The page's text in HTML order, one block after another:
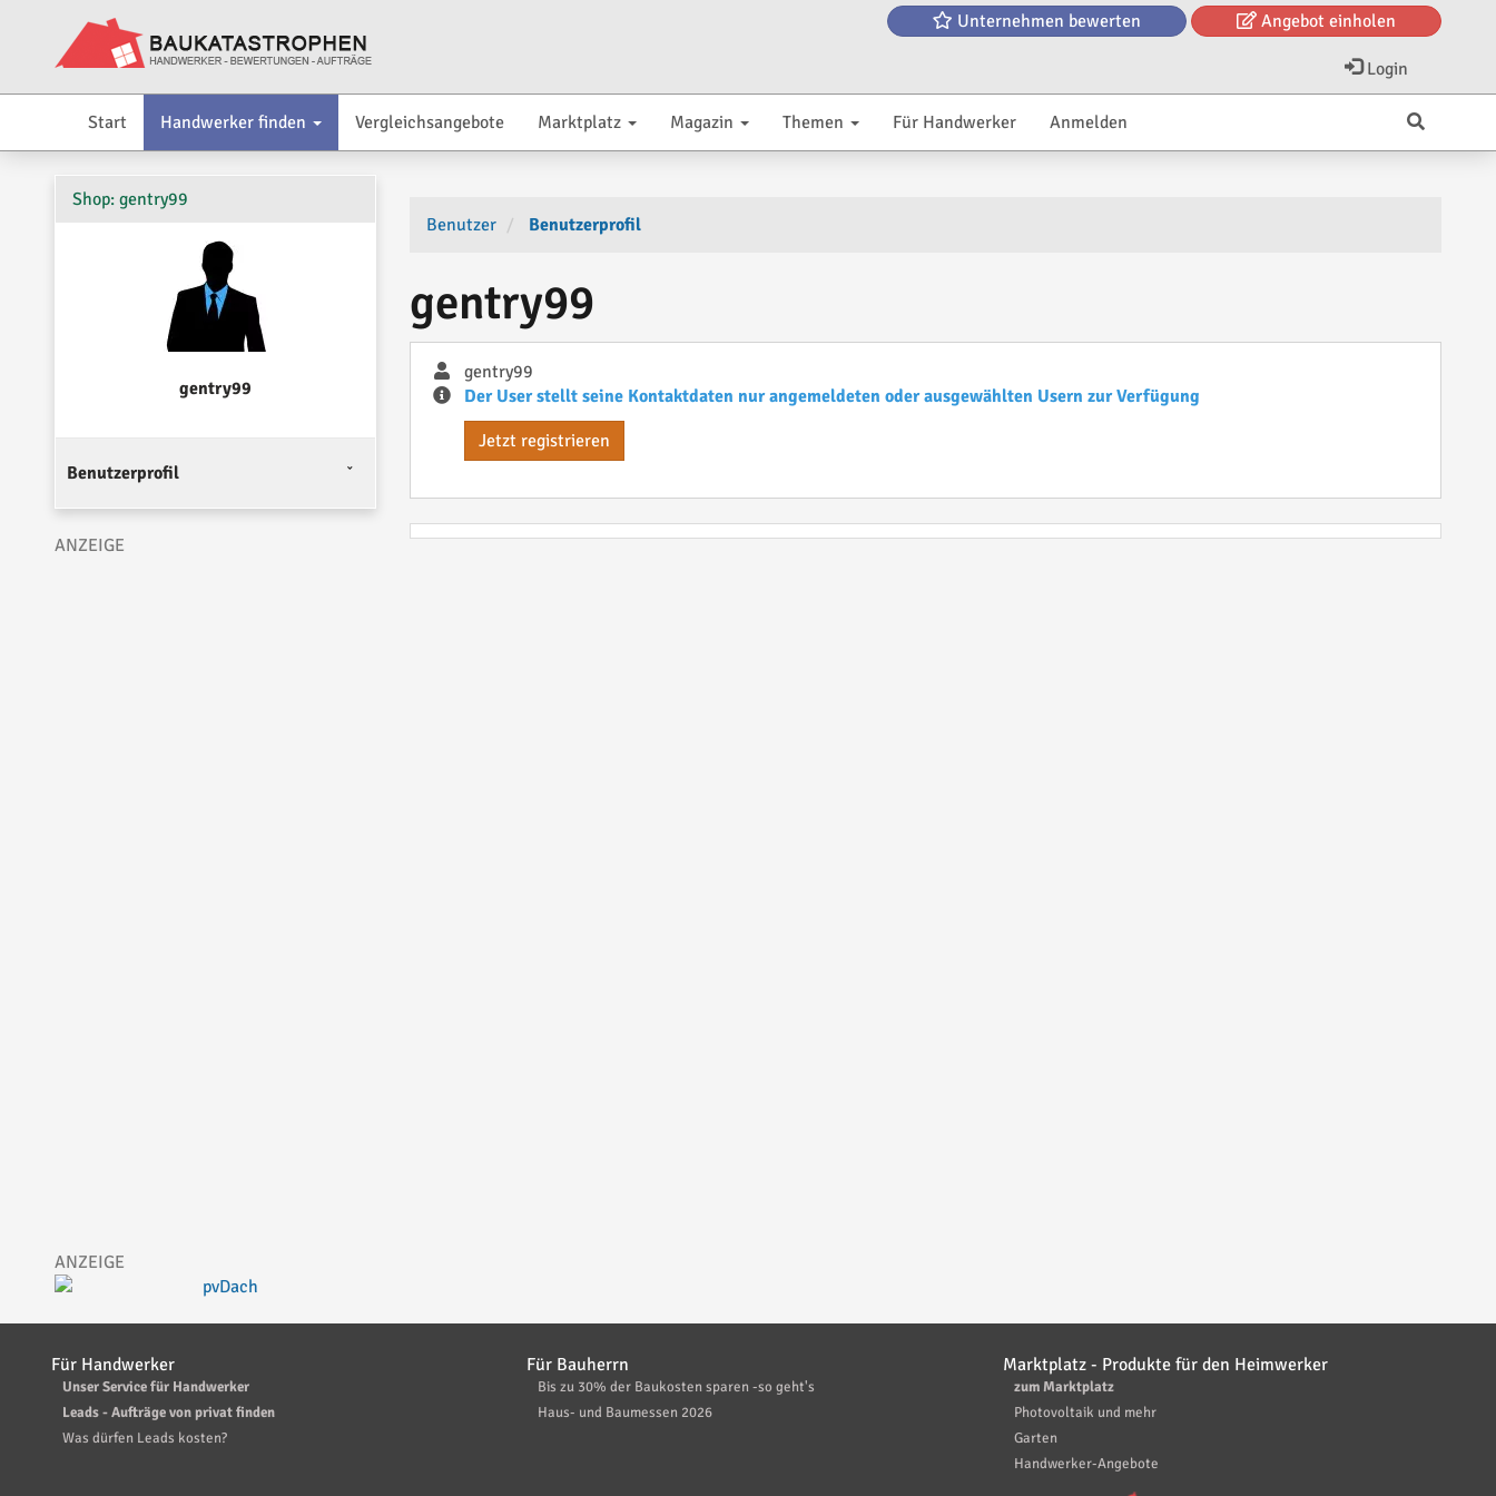
Unternehmen bewerten Angebot einholen
Login
Start Handwerker finden Vergleichsangebote Marktplatz Magazin Themen Für Handwerker Anmelden
Benutzer Benutzerprofil
gentry99
gentry99
Der User stellt seine Kontaktdaten nur angemeldeten oder ausgewählten Usern zur Verfügung
Jetzt registrieren
Shop: gentry99
gentry99
Benutzerprofil
Für Handwerker
Unser Service für Handwerker
Leads - Aufträge von privat finden
Was dürfen Leads kosten?
Für Bauherrn
Bis zu 30% der Baukosten sparen -so geht's
Haus- und Baumessen 2026
Marktplatz - Produkte für den Heimwerker
zum Marktplatz
Photovoltaik und mehr
Garten
Handwerker-Angebote